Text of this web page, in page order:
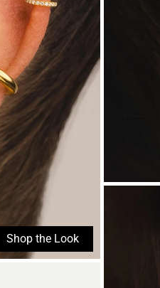
Shop the Look